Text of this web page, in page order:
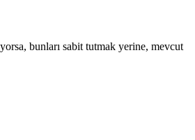
bunları sabit tutmak yerine, mevcut